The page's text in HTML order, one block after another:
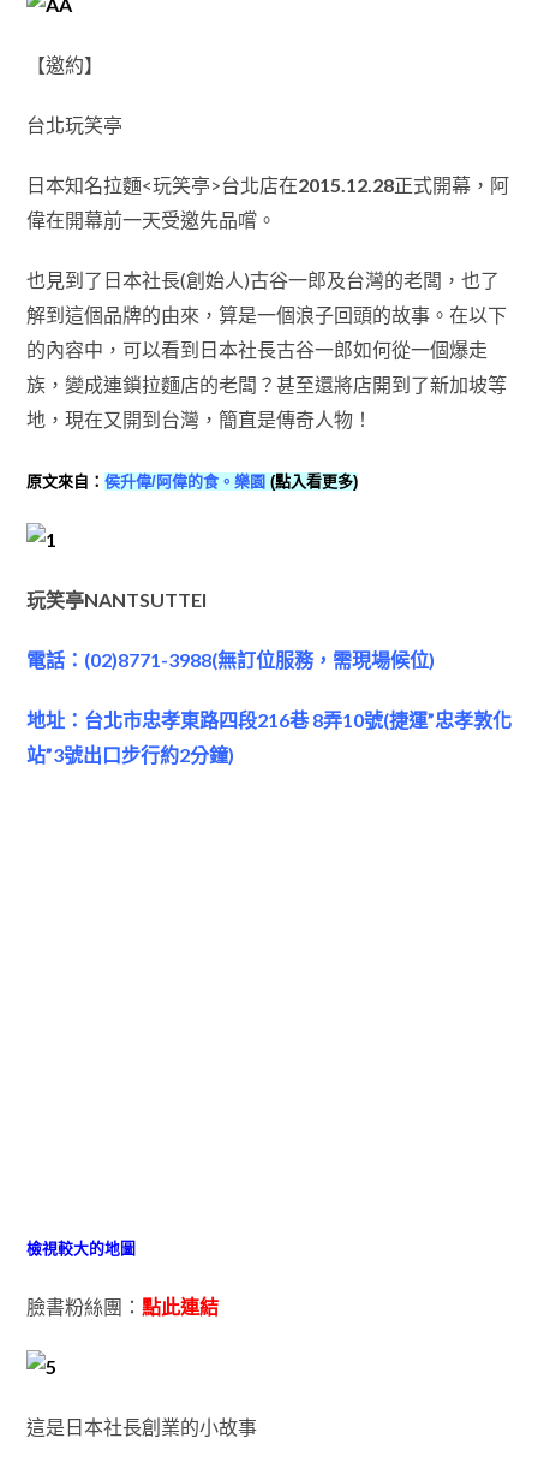
【邀約】
台北玩笑亭
日本知名拉麵<玩笑亭>台北店在2015.12.28正式開幕，阿
偉在開幕前一天受邀先品嚐。
也見到了日本社長(創始人)古谷一郎及台灣的老闆，也了
解到這個品牌的由來，算是一個浪子回頭的故事。在以下
的內容中，可以看到日本社長古谷一郎如何從一個爆走
族，變成連鎖拉麵店的老闆？甚至還將店開到了新加坡等
地，現在又開到台灣，簡直是傳奇人物！
原文來自： 侯升偉/阿偉的食。樂園 (點入看更多)
玩笑亭NANTSUTTEI
電話：(02)8771-3988(無訂位服務，需現場候位)
地址：台北市忠孝東路四段216巷 8弄10號(捷運”忠孝敦化
站”3號出口步行約2分鐘)
檢視較大的地圖
臉書粉絲團： 點此連結
這是日本社長創業的小故事